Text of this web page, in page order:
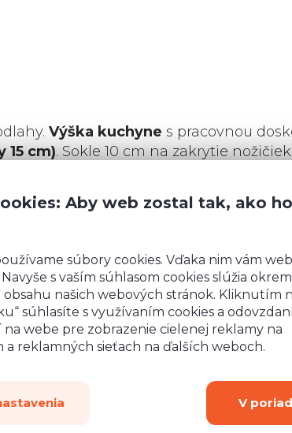
Výška kuchyne s pracovnou
15 cm). Sokle 10 cm na zakrytie
vás kontaktovať kvôli výrobe
Máte
Aby web zostal tak, ako ho
súbory cookies. Vďaka nim vám web
s vaším súhlasom cookies slúžia
obsahu našich webových stránok. Kliknutím
súhlasíte s využívaním cookies a
na webe pre zobrazenie cielenej reklamy na
a reklamných sieťach na ďalších weboch.
V